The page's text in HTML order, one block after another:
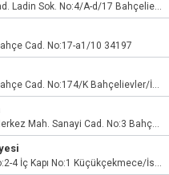
Yenibosna Merkez Mah. 29 Ekim Cad. Ladin Sok. No:4/A-d/17 Bahçelievler / İstanbul
Cad. No:17-a1/10 34197
Yenibosna Merkez Mah. Değirmenbahçe Cad. No:174/K Bahçelievler/İstanbul
Dış Ticaret Kompleksi, Yenibosna Merkez Mah. Sanayi Cad. No:3 Bahçelievler / İstanbul
Kartaltepe Mah. 1.Malazgirt Cad. No:2-4 İç Kapı No:1 Küçükçekmece/İstanbul